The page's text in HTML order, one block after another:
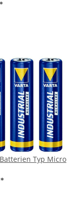
*
Typ Micro
*